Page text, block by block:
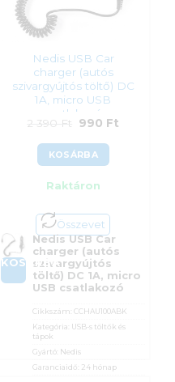
Nedis USB Car
charger (autós
szivargyújtós töltő) DC
1A, micro USB
csatlakozó
2 390 Ft
Original
price
was:
2
990 Ft
KOSÁRBA
Raktáron
Összevet
KOSÁRBA
Nedis USB Car
charger (autós
szivargyújtós
töltő) DC 1A, micro
USB csatlakozó
Cikkszám: CCHAU100ABK
Kategória: USB-s töltők és
tápok
Gyártó: Nedis
Garanciaidő: 24 hónap